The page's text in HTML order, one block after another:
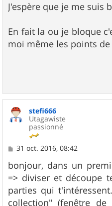
J'espère que je me suis
En fait la ou je bloque
moi même les points
stefi666
Utagawiste
passionné
M
s
s
a
g
e
31 oct. 2016, 08:42
bonjour, dans un
=> diviser et découpe
parties qui
collection" (fenêtre de